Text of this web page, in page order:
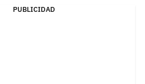
PUBLICIDAD